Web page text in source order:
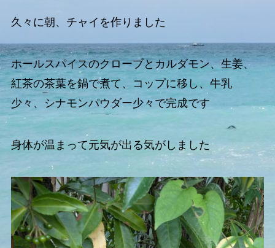
久々に朝、チャイを作りました
ホールスパイスのクローブとカルダモン、生姜、
紅茶の茶葉を鍋で煮て、コップに移し、牛乳
少々、シナモンパウダー少々で完成です
身体が温まって元気が出る気がしました